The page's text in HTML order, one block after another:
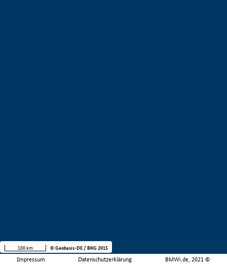
Impressum Datenschutzerklärung BMWi.de, 2021 ©
100 km © Geobasis-DE / BKG 2015